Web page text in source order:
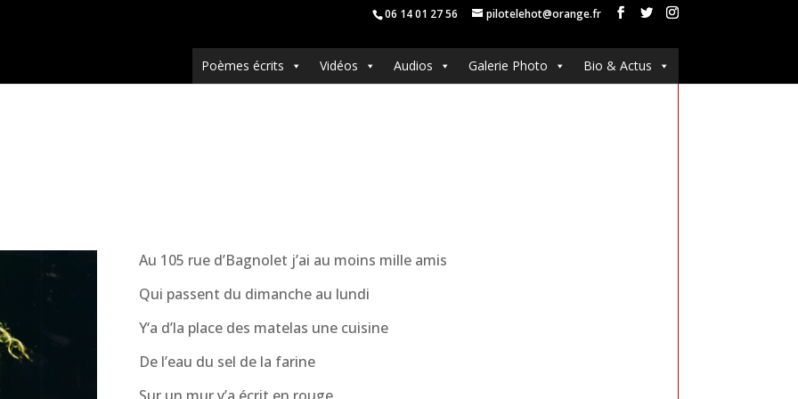
06 14 01 27 56 pilotelehot@orange.fr
Poèmes écrits Vidéos Audios Galerie Photo Bio & Actus
Au 105 rue d’Bagnolet j’ai au moins mille amis
Qui passent du dimanche au lundi
Y‘a d’la place des matelas une cuisine
De l’eau du sel de la farine